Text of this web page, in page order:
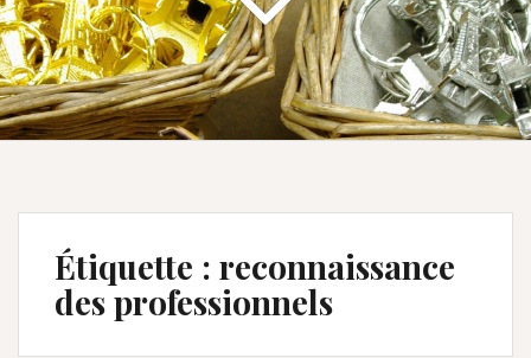
Étiquette : reconnaissance
des professionnels